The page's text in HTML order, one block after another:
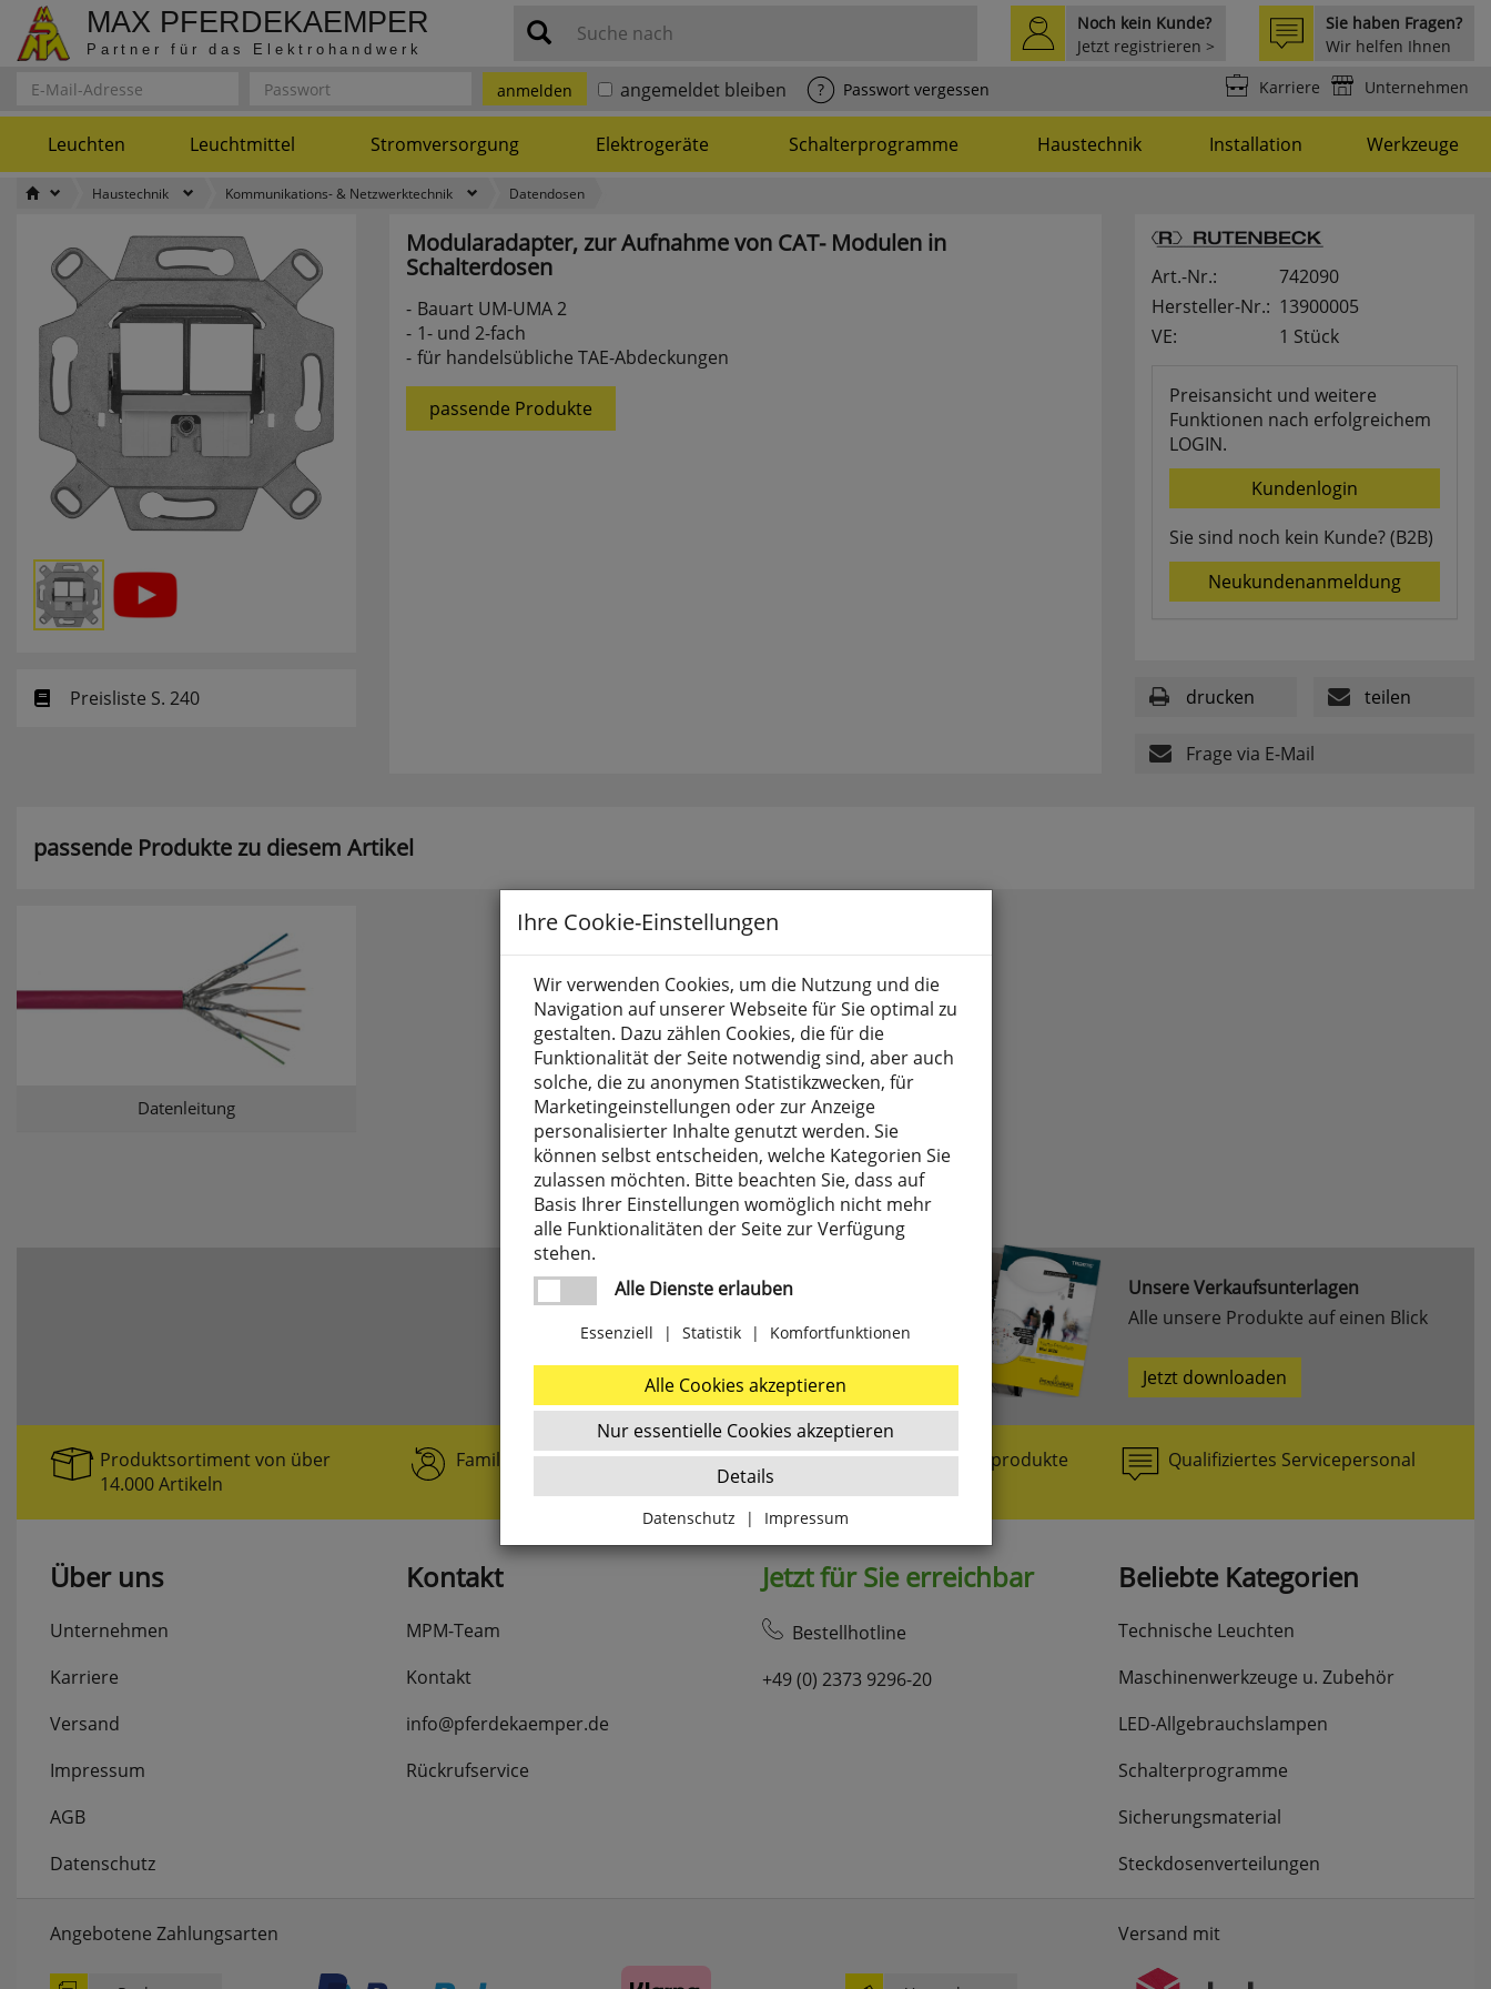
MAX PFERDEKAEMPER
Partner für das Elektrohandwerk
Suche nach
Sie haben Fragen?
Wir helfen Ihnen
Noch kein Kunde?
Jetzt registrieren >
anmelden angemeldet bleiben ? Passwort vergessen Unternehmen
Karriere
Leuchten Leuchtmittel Stromversorgung Elektrogeräte Schalterprogramme Haustechnik Installation Werkzeuge
Haustechnik Kommunikations- & Netzwerktechnik Datendosen
Preisliste S. 240
Modularadapter, zurAufnahmevon CAT- Modulen in
Schalterdosen
Bauart UM-UMA 2
1- und 2-fach
für handelsübliche TAE-Abdeckungen
passende Produkte
Art.-Nr.:
742090
Hersteller-Nr.: 13900005
VE:
1 Stück
Preisansicht und weitere
Funktionen nach erfolgreichem
LOGIN.
Kundenlogin
Sie sind noch kein Kunde? (B2B)
Neukundenanmeldung
drucken teilen
Frage via E-Mail
passende Produkte zu diesem Artikel
Datenleitung
Ihre Cookie-Einstellungen
Wir verwenden Cookies, um die Nutzung und die
Navigation auf unserer Webseite für Sie optimal zu
gestalten. Dazu zählen Cookies, die für die
Funktionalität der Seite notwendig sind, aber auch
solche, die zu anonymen Statistikzwecken, für
Marketingeinstellungen oder zur Anzeige
personalisierter Inhalte genutzt werden. Sie
können selbst entscheiden, welche Kategorien Sie
zulassen möchten. Bitte beachten Sie, dass auf
Basis Ihrer Einstellungen womöglich nicht mehr
alle Funktionalitäten der Seite zur Verfügung
stehen.
Alle Dienste erlauben
Essenziell | Statistik | Komfortfunktionen
Alle Cookies akzeptieren
Nur essentielle Cookies akzeptieren
Details
Datenschutz | Impressum
Zurück
Diese Cookies sind essenziell für die Funktion des
der Besucher, die in der Cookie Box von
Unsere Verkaufsunterlagen
Alle unsere Produkte auf einen Blick
Jetzt downloaden
Produktsortiment von über
14.000 Artikeln
Familiengeführt seit 1919 Marken- und Nischenprodukte Qualifiziertes Servicepersonal
Kontakt
MPM-Team
Kontakt
info@pferdekaemper.de
Rückrufservice
Jetzt für Sie erreichbar
Bestellhotline
+49 (0) 2373 9296-20
Beliebte Kategorien
Technische Leuchten
Maschinenwerkzeuge u. Zubehör
LED-Allgebrauchslampen
Schalterprogramme
Sicherungsmaterial
Steckdosenverteilungen
Über uns
Unternehmen
Karriere
Versand
Impressum
AGB
Datenschutz
Angebotene Zahlungsarten Versand mit